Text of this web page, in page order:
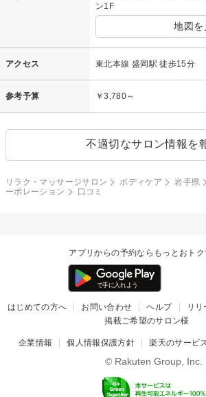
ン1F
地図を
アクセス 東北本線 盛岡駅 徒歩15分
参考予算 ￥3,780～
不適切なサロン情報を
リラク・マッサージサロン ボディケア 岩手県
ーポレーション
口コミ
アプリからの予約ならもっとおトク
はじめての方へ お問い合わせ ヘルプ リリ
掲載ご希望のサロン様
企業情報 個人情報保護方針 楽天のサービ
© Rakuten Group, Inc.